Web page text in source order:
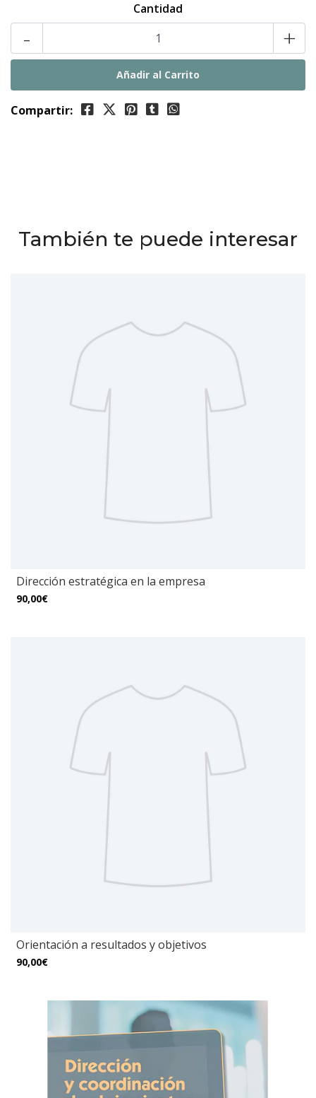
Cantidad
- +
Compartir:
También te puede interesar
Dirección estratégica en la empresa
90,00€
Orientación a resultados y objetivos
90,00€